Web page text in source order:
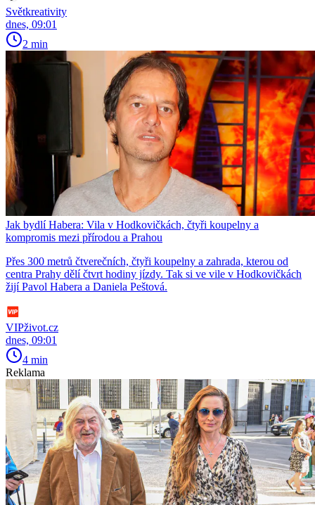
Světkreativity
dnes, 09:01
2 min
Jak bydlí Habera: Vila v Hodkovičkách, čtyři koupelny a
kompromis mezi přírodou a Prahou
Přes 300 metrů čtverečních, čtyři koupelny a zahrada, kterou od
centra Prahy dělí čtvrt hodiny jízdy. Tak si ve vile v Hodkovičkách
žijí Pavol Habera a Daniela Peštová.
VIPživot.cz
dnes, 09:01
4 min
Reklama